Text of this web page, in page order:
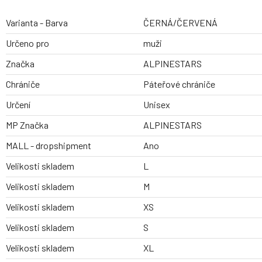
Varianta - Barva
ČERNÁ/ČERVENÁ
Určeno pro
muži
Značka
ALPINESTARS
Chrániče
Páteřové chrániče
Určení
Unisex
MP Značka
ALPINESTARS
MALL - dropshipment
Ano
Velikosti skladem
L
Velikosti skladem
M
Velikosti skladem
XS
Velikosti skladem
S
Velikosti skladem
XL